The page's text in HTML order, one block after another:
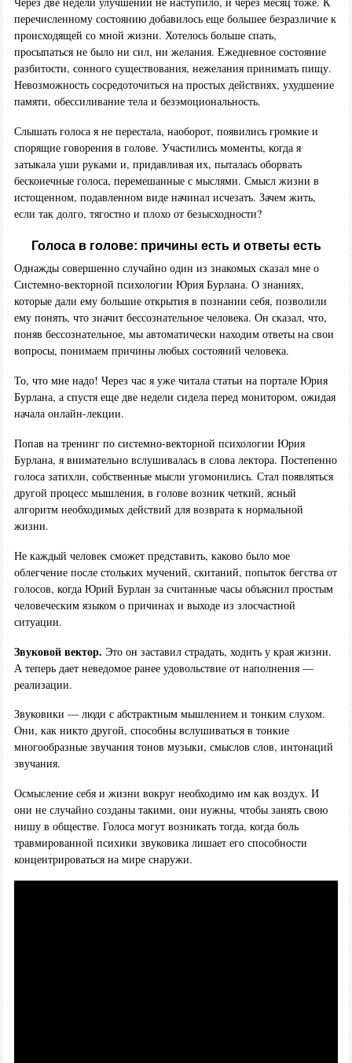
перечисленному состоянию добавилось еще большее безразличие к
происходящей со мной жизни. Хотелось больше спать,
просыпаться не было ни сил, ни желания. Ежедневное состояние
разбитости, сонного существования, нежелания принимать пищу.
Невозможность сосредоточиться на простых действиях, ухудшение
памяти, обессиливание тела и безэмоциональность.
Слышать голоса я не перестала, наоборот, появились громкие и
спорящие говорения в голове. Участились моменты, когда я
затыкала уши руками и, придавливая их, пыталась оборвать
бесконечные голоса, перемешанные с мыслями. Смысл жизни в
истощенном, подавленном виде начинал исчезать. Зачем жить,
если так долго, тягостно и плохо от безысходности?
Голоса в голове: причины есть и ответы есть
Однажды совершенно случайно один из знакомых сказал мне о
Системно-векторной психологии Юрия Бурлана. О знаниях,
которые дали ему большие открытия в познании себя, позволили
ему понять, что значит бессознательное человека. Он сказал, что,
поняв бессознательное, мы автоматически находим ответы на свои
вопросы, понимаем причины любых состояний человека.
То, что мне надо! Через час я уже читала статьи на портале Юрия
Бурлана, а спустя еще две недели сидела перед монитором, ожидая
начала онлайн-лекции.
Попав на тренинг по системно-векторной психологии Юрия
Бурлана, я внимательно вслушивалась в слова лектора. Постепенно
голоса затихли, собственные мысли угомонились. Стал появляться
другой процесс мышления, в голове возник четкий, ясный
алгоритм необходимых действий для возврата к нормальной
жизни.
Не каждый человек сможет представить, каково было мое
облегчение после стольких мучений, скитаний, попыток бегства от
голосов, когда Юрий Бурлан за считанные часы объяснил простым
человеческим языком о причинах и выходе из злосчастной
ситуации.
Звуковой вектор. Это он заставил страдать, ходить у края жизни.
А теперь дает неведомое ранее удовольствие от наполнения —
реализации.
Звуковики — люди с абстрактным мышлением и тонким слухом.
Они, как никто другой, способны вслушиваться в тонкие
многообразные звучания тонов музыки, смыслов слов, интонаций
звучания.
Осмысление себя и жизни вокруг необходимо им как воздух. И
они не случайно созданы такими, они нужны, чтобы занять свою
нишу в обществе. Голоса могут возникать тогда, когда боль
травмированной психики звуковика лишает его способности
концентрироваться на мире снаружи.